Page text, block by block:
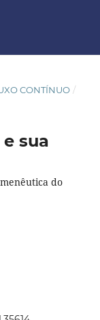
CONTÍNUO /
sua
do